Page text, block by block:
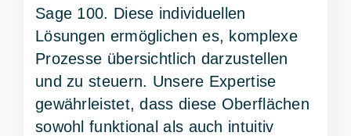
Sage 100. Diese individuellen
Lösungen ermöglichen es, komplexe
Prozesse übersichtlich darzustellen
und zu steuern. Unsere Expertise
gewährleistet, dass diese Oberflächen
sowohl funktional als auch intuitiv